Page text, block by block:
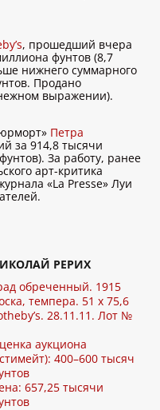
, прошедший вчера
фунтов (8,7
нижнего суммарного
Продано
выражении).
Петра
за 914,8 тысячи
За работу, ранее
арт-критика
«La Presse» Луи
РЕРИХ
обреченный. 1915
темпера. 51 x 75,6
28.11.11. Лот №
аукциона
400–600 тысяч
657,25 тысячи